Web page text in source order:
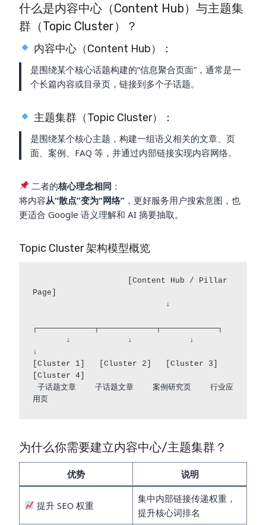
什么是内容中心（Content Hub）与主题集
群（Topic Cluster）？
内容中心（Content Hub）：
是围绕某个核心话题构建的“信息聚合页面”，通常是一
个长篇内容或目录页，链接到多个子话题。
主题集群（Topic Cluster）：
是围绕某个核心主题，构建一组语义相关的文章、页
面、案例、FAQ 等，并通过内部链接实现内容网络。
二者的核心理念相同 ：
将内容从“散点”变为“网络” ，更好服务用户搜索意图，也
更适合 Google 语义理解和 AI 摘要抽取。
Topic Cluster 架构模型概览
Page]
┌────────────┬────────────┬────────────┐
↓
[Cluster 1]   [Cluster 2]   [Cluster 3]
[Cluster 4]
为什么你需要建立内容中心/主题集群？
优势 说明
提升 SEO 权重
集中内部链接传递权重，
提升核心词排名